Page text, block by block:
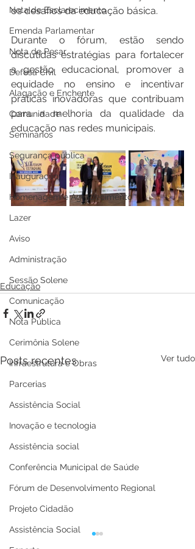
Nota de Esclarecimento
Emenda Parlamentar
Nota de Pesar
Defesa Civil
Alagação e Enchente
Comunidade
Seminários
Segurança pública
Inauguração
Homenagem e Agradecimento
Lazer
Aviso
Administração
Sessão Solene
Comunicação
Nota Pública
Cerimônia Solene
Infraestrutura e Obras
Parcerias
Assistência Social
Inovação e tecnologia
Assistência social
Conferência Municipal de Saúde
Fórum de Desenvolvimento Regional
Projeto Cidadão
Assistência Social
os desafios da educação básica.
Durante o fórum, estão sendo
discutidas estratégias para fortalecer
a gestão educacional, promover a
equidade no ensino e incentivar
práticas inovadoras que contribuam
para a melhoria da qualidade da
educação nas redes municipais.
Educação
Posts recentes Ver tudo